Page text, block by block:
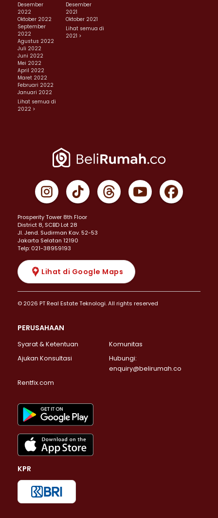
Desember
2022
Oktober 2022
September
2022
Agustus 2022
Juli 2022
Juni 2022
Mei 2022
April 2022
Maret 2022
Februari 2022
Januari 2022
Lihat semua di
2022 >
Desember
2021
Oktober 2021
Lihat semua di
2021 >
Prosperity Tower 8th Floor
District 8, SCBD Lot 28
JI. Jend. Sudirman Kav. 52-53
Jakarta Selatan 12190
Telp: 021-38959193
Lihat di Google Maps
© 2026 PT Real Estate Teknologi. All rights reserved
PERUSAHAAN
Syarat & Ketentuan
Komunitas
Ajukan Konsultasi
Hubungi:
enquiry@belirumah.co
Rentfix.com
KPR